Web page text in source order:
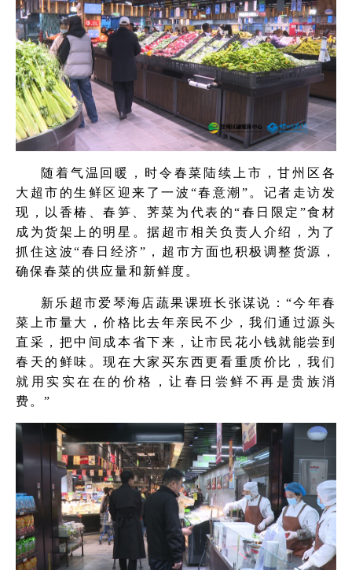
随着气温回暖，时令春菜陆续上市，甘州区各
大超市的生鲜区迎来了一波“春意潮”。记者走访发
现，以香椿、春笋、荠菜为代表的“春日限定”食材
成为货架上的明星。据超市相关负责人介绍，为了
抓住这波“春日经济”，超市方面也积极调整货源，
确保春菜的供应量和新鲜度。
新乐超市爱琴海店蔬果课班长张谋说：“今年春
菜上市量大，价格比去年亲民不少，我们通过源头
直采，把中间成本省下来，让市民花小钱就能尝到
春天的鲜味。现在大家买东西更看重质价比，我们
就用实实在在的价格，让春日尝鲜不再是贵族消
费。”